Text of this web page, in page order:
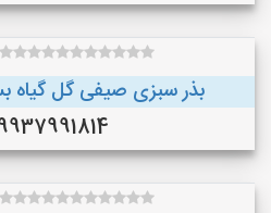
بذر سبزی صیفی گل گیاه
09937991814